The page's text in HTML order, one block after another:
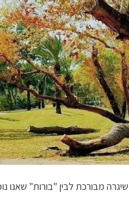
מבורכת לבין "בורות" שאנו